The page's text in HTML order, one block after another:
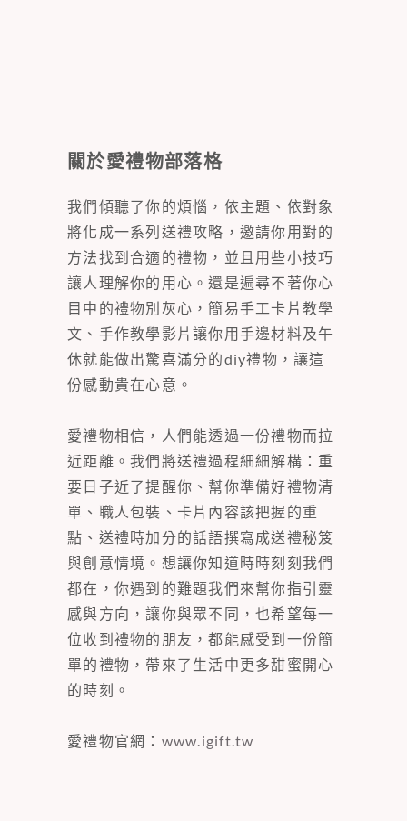
關於愛禮物部落格
我們傾聽了你的煩惱，依主題、依對象
將化成一系列送禮攻略，邀請你用對的
方法找到合適的禮物，並且用些小技巧
讓人理解你的用心。還是遍尋不著你心
目中的禮物別灰心，簡易手工卡片教學
文、手作教學影片讓你用手邊材料及午
休就能做出驚喜滿分的diy禮物，讓這
份感動貴在心意。
愛禮物相信，人們能透過一份禮物而拉
近距離。我們將送禮過程細細解構：重
要日子近了提醒你、幫你準備好禮物清
單、職人包裝、卡片內容該把握的重
點、送禮時加分的話語撰寫成送禮秘笈
與創意情境。想讓你知道時時刻刻我們
都在，你遇到的難題我們來幫你指引靈
感與方向，讓你與眾不同，也希望每一
位收到禮物的朋友，都能感受到一份簡
單的禮物，帶來了生活中更多甜蜜開心
的時刻。
愛禮物官網： www.igift.tw